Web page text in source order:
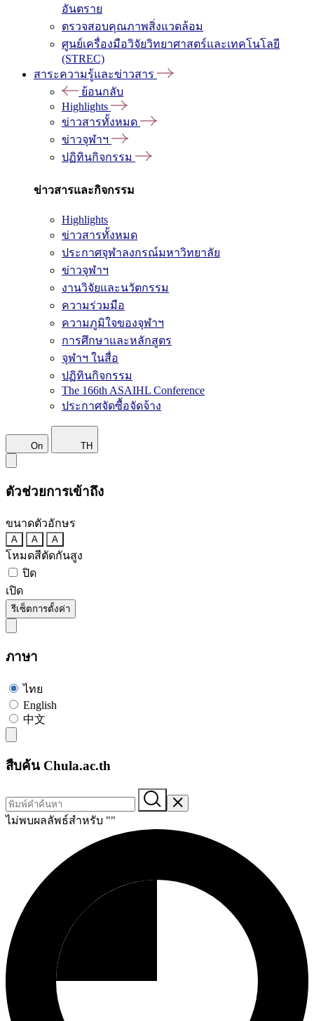
อันตราย
ตรวจสอบคุณภาพสิ่งแวดล้อม
ศูนย์เครื่องมือวิจัยวิทยาศาสตร์และเทคโนโลยี
(STREC)
สาระความรู้และข่าวสาร
ย้อนกลับ
Highlights
ข่าวสารทั้งหมด
ข่าวจุฬาฯ
ปฏิทินกิจกรรม
ข่าวสารและกิจกรรม
Highlights
ข่าวสารทั้งหมด
ประกาศจุฬาลงกรณ์มหาวิทยาลัย
ข่าวจุฬาฯ
งานวิจัยและนวัตกรรม
ความร่วมมือ
ความภูมิใจของจุฬาฯ
การศึกษาและหลักสูตร
จุฬาฯ ในสื่อ
ปฏิทินกิจกรรม
The 166th ASAIHL Conference
ประกาศจัดซื้อจัดจ้าง
On TH
ตัวช่วยการเข้าถึง
ขนาดตัวอักษร
A A A
โหมดสีตัดกันสูง
ปิด
เปิด
รีเซ็ตการตั้งค่า
ภาษา
ไทย
English
中文
สืบค้น Chula.ac.th
ไม่พบผลลัพธ์สำหรับ ""